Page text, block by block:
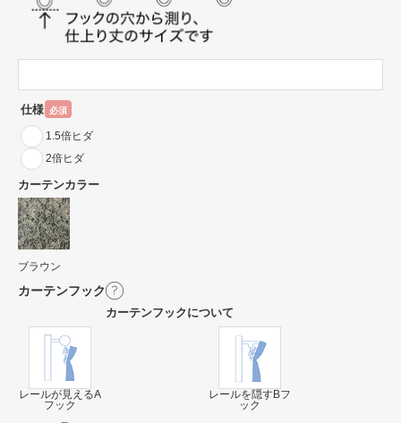
仕様 必須
1.5倍ヒダ
2倍ヒダ
カーテンカラー
ブラウン
カーテンフック
カーテンフックについて
レールが見えるA
フック
レールを隠すBフ
ック